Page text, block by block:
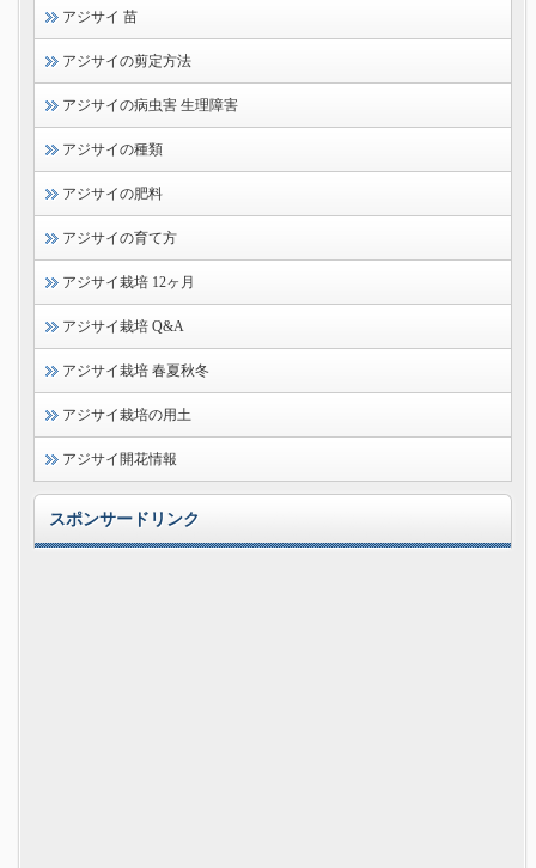
アジサイ 苗
アジサイの剪定方法
アジサイの病虫害 生理障害
アジサイの種類
アジサイの肥料
アジサイの育て方
アジサイ栽培 12ヶ月
アジサイ栽培 Q&A
アジサイ栽培 春夏秋冬
アジサイ栽培の用土
アジサイ開花情報
スポンサードリンク